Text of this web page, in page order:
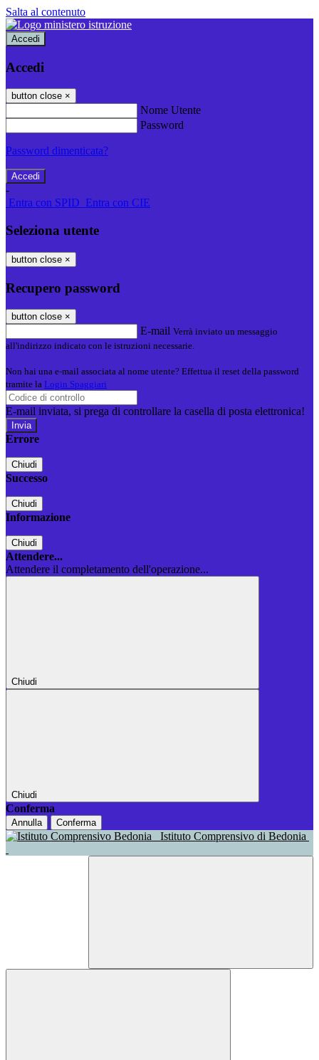
Salta al contenuto
Accedi
Accedi
button close ×
Nome Utente
Password
Password dimenticata?
-
Entra con SPID Entra con CIE
Seleziona utente
button close ×
Recupero password
button close ×
E-mail Verrà inviato un messaggio
all'indirizzo indicato con le istruzioni necessarie.
Non hai una e-mail associata al nome utente? Effettua il reset della password
tramite la Login Spaggiari
E-mail inviata, si prega di controllare la casella di posta elettronica!
Errore
Chiudi
Successo
Chiudi
Informazione
Chiudi
Attendere...
Attendere il completamento dell'operazione...
Chiudi
Chiudi
Conferma
Annulla Conferma
Istituto Comprensivo di Bedonia